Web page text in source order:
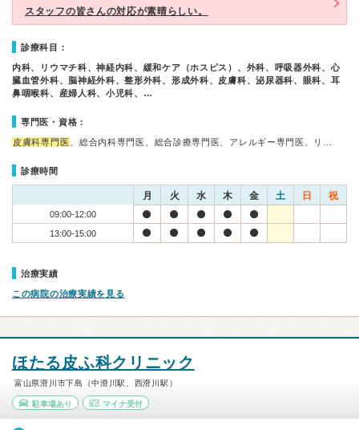
スタッフの皆さんの対応が素晴らしい。
診療科目：
内科、リウマチ科、神経内科、緩和ケア（ホスピス）、外科、呼吸器外科、心
臓血管外科、脳神経外科、整形外科、形成外科、皮膚科、泌尿器科、眼科、耳
鼻咽喉科、産婦人科、小児科、…
専門医・資格：
皮膚科専門医 、総合内科専門医、総合診療専門医、アレルギー専門医、リ…
診療時間
月 火 水 木 金 土 日 祝
09:00-12:00
13:00-15:00
治療実績
この病院の治療実績を見る
ほたる皮ふ科クリニック
富山県滑川市下島（中滑川駅、西滑川駅）
駐車場あり マイナ受付